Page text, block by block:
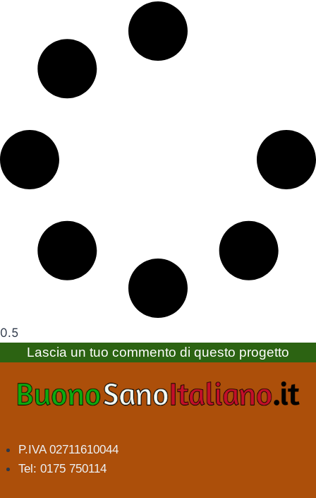
Lascia un tuo commento di questo progetto
P.IVA 02711610044
Tel: 0175 750114